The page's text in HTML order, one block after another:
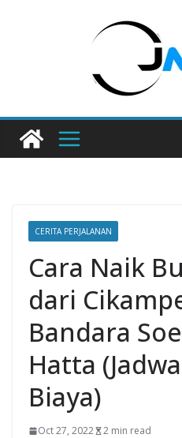
CERITA PERJALANAN
Cara Naik
dari
Bandara
Hatta
Biaya)
Oct 27, 2022 2 min read